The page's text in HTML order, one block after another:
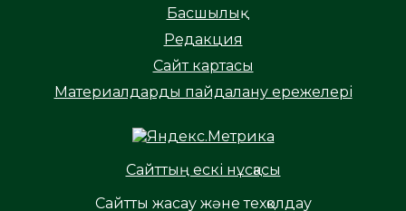
Басшылық
Редакция
Сайт картасы
Материалдарды пайдалану ережелері
Сайттың ескі нұсқасы
Сайтты жасау және техқолдау